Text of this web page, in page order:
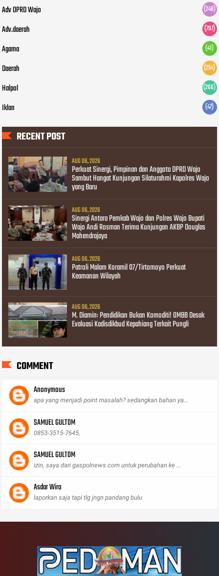
Adv DPRD Wajo (248)
Adv.daerah (797)
Agama (41)
Daerah (254)
Halpol (266)
Iklan (47)
RECENT POST
AUG 06, 2026
Perkuat Sinergi, Pimpinan dan Anggota DPRD Wajo
Sambut Hangat Kunjungan Silaturahmi Kapolres Wajo
yang Baru
AUG 06, 2026
Sinergi Antara Pemkab Wajo dan Polres Wajo Bupati
Wajo Andi Rosman Terima Kunjungan AKBP Douglas
Mahendrajaya
AUG 06, 2026
Patroli Malam Koramil 07/Tirtomoyo Perkuat
Keamanan Wilayah
AUG 06, 2026
M. Diamin: Pendidikan Bukan Komoditi! OMBB Desak
Evaluasi Kadisdikbud Kepahiang Terkait Pungli
COMMENT
Anonymous
apa yang menjadi point masalah? sedangkan bahan ya...
SAMUEL GULTOM
0853-3515-7645,
SAMUEL GULTOM
izin, saya dari gaspolnews.com untuk perubahan ke ...
Asdar Wiro
laporkan saja tapi tlg jngn pandang bulu